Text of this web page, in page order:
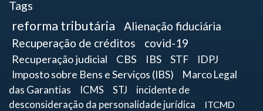
Tags
reforma tributária
Alienação fiduciária
Recuperação de créditos
covid-19
Recuperação judicial CBS IBS STF
IDPJ
Imposto sobre Bens e Serviços (IBS)
Marco Legal
das Garantias
ICMS STJ
incidente de
desconsideração da personalidade jurídica
ITCMD